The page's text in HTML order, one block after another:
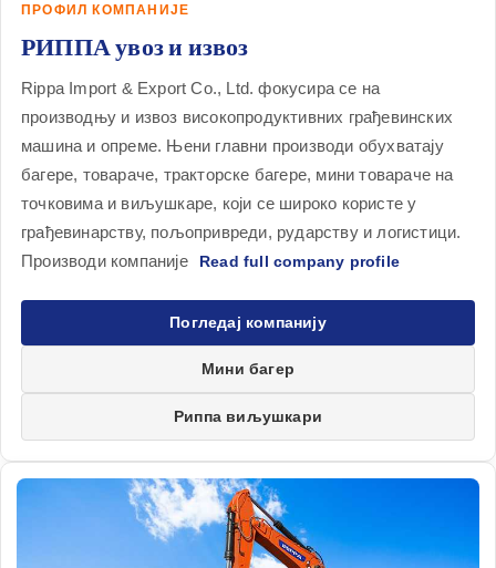
ПРОФИЛ КОМПАНИЈЕ
РИППА увоз и извоз
Rippa Import & Export Co., Ltd. фокусира се на
производњу и извоз високопродуктивних грађевинских
машина и опреме. Њени главни производи обухватају
багере, товараче, тракторске багере, мини товараче на
точковима и виљушкаре, који се широко користе у
грађевинарству, пољопривреди, рударству и логистици.
Производи компаније
Погледај компанију
Мини багер
Риппа виљушкари